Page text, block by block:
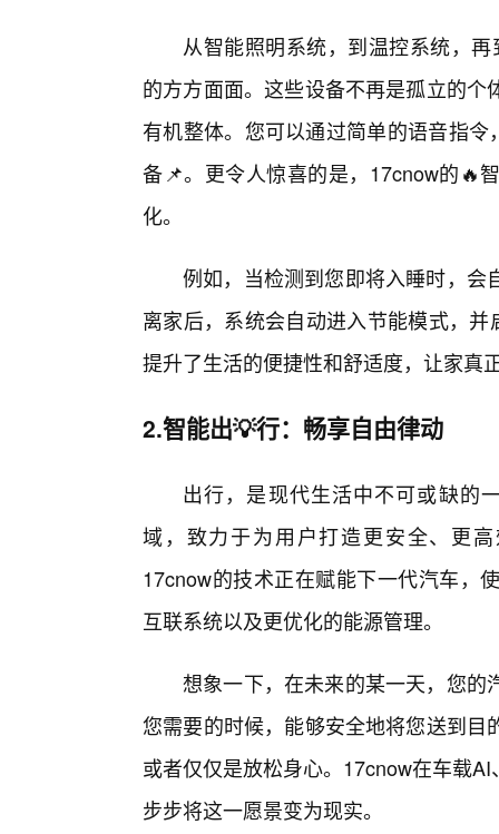
从智能照明系统，到温控系统，
的方方面面。这些设备不再是孤立的
有机整体。您可以通过简单的语音指
备📌。更令人惊喜的是，17cnow的🔥
化。
例如，当检测到您即将入睡时，会
离家后，系统会自动进入节能模式，
提升了生活的便捷性和舒适度，让家真
2.智能出💡行：畅享自由律动
出行，是现代生活中不可或缺的
域，致力于为用户打造更安全、更
17cnow的技术正在赋能下一代汽车，
互联系统以及更优化的能源管理。
想象一下，在未来的某一天，您的
您需要的时候，能够安全地将您送到
或者仅仅是放松身心。17cnow在车载
步步将这一愿景变为现实。